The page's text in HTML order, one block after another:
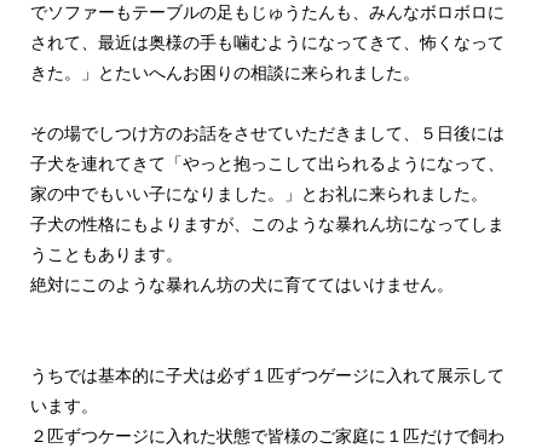
でソファーもテーブルの足もじゅうたんも、みんなボロボロに
されて、最近は奥様の手も噛むようになってきて、怖くなって
きた。」とたいへんお困りの相談に来られました。
その場でしつけ方のお話をさせていただきまして、５日後には
子犬を連れてきて「やっと抱っこして出られるようになって、
家の中でもいい子になりました。」とお礼に来られました。
子犬の性格にもよりますが、このような暴れん坊になってしま
うこともあります。
絶対にこのような暴れん坊の犬に育ててはいけません。
うちでは基本的に子犬は必ず１匹ずつゲージに入れて展示して
います。
２匹ずつケージに入れた状態で皆様のご家庭に１匹だけで飼わ